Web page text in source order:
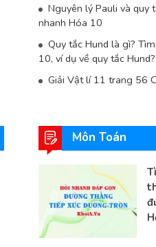
Nguyên lý Pauli và quy
nhanh Hóa 10
Quy tắc Hund là gì?
10, ví dụ về quy tắc Hund?
Giải Vật lí 11 trang 56
Môn Toán